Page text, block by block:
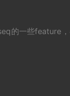
的一些feature